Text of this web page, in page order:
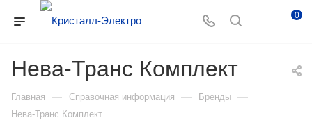
0
Нева-Транс Комплект
Главная — Справочная информация — Бренды —
Нева-Транс Комплект